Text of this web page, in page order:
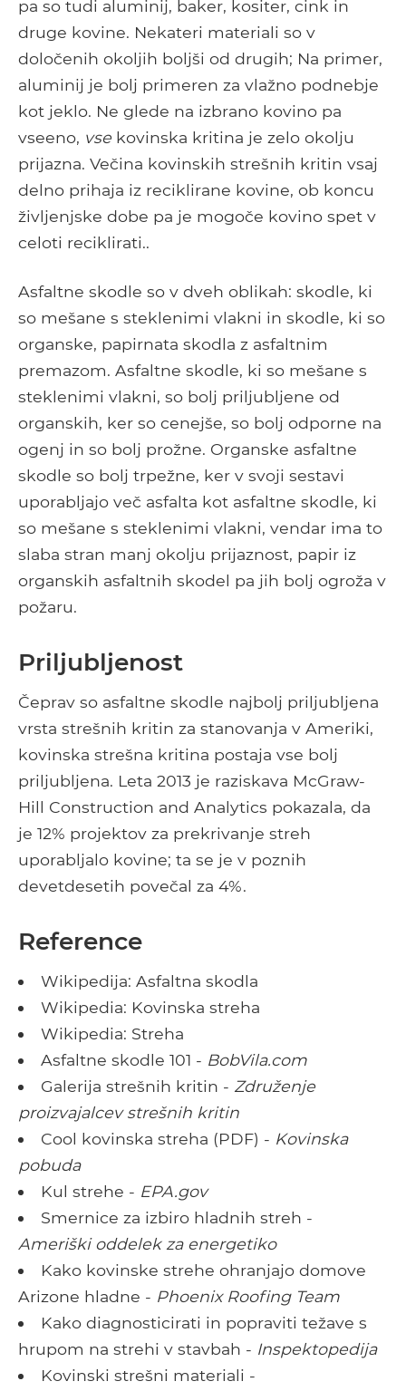
pa so tudi aluminij, baker, kositer, cink in
druge kovine. Nekateri materiali so v
določenih okoljih boljši od drugih; Na primer,
aluminij je bolj primeren za vlažno podnebje
kot jeklo. Ne glede na izbrano kovino pa
vseeno, vse kovinska kritina je zelo okolju
prijazna. Večina kovinskih strešnih kritin vsaj
delno prihaja iz reciklirane kovine, ob koncu
življenjske dobe pa je mogoče kovino spet v
celoti reciklirati..
Asfaltne skodle so v dveh oblikah: skodle, ki
so mešane s steklenimi vlakni in skodle, ki so
organske, papirnata skodla z asfaltnim
premazom. Asfaltne skodle, ki so mešane s
steklenimi vlakni, so bolj priljubljene od
organskih, ker so cenejše, so bolj odporne na
ogenj in so bolj prožne. Organske asfaltne
skodle so bolj trpežne, ker v svoji sestavi
uporabljajo več asfalta kot asfaltne skodle, ki
so mešane s steklenimi vlakni, vendar ima to
slaba stran manj okolju prijaznost, papir iz
organskih asfaltnih skodel pa jih bolj ogroža v
požaru.
Priljubljenost
Čeprav so asfaltne skodle najbolj priljubljena
vrsta strešnih kritin za stanovanja v Ameriki,
kovinska strešna kritina postaja vse bolj
priljubljena. Leta 2013 je raziskava McGraw-
Hill Construction and Analytics pokazala, da
je 12% projektov za prekrivanje streh
uporabljalo kovine; ta se je v poznih
devetdesetih povečal za 4%.
Reference
Wikipedija: Asfaltna skodla
Wikipedia: Kovinska streha
Wikipedia: Streha
Asfaltne skodle 101 - BobVila.com
Galerija strešnih kritin - Združenje
proizvajalcev strešnih kritin
Cool kovinska streha (PDF) - Kovinska
pobuda
Kul strehe - EPA.gov
Smernice za izbiro hladnih streh -
Ameriški oddelek za energetiko
Kako kovinske strehe ohranjajo domove
Arizone hladne - Phoenix Roofing Team
Kako diagnosticirati in popraviti težave s
hrupom na strehi v stavbah - Inspektopedija
Kovinski strešni materiali -